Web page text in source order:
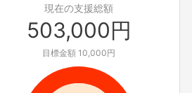
現在の支援総額
503,000円
目標金額 10,000円